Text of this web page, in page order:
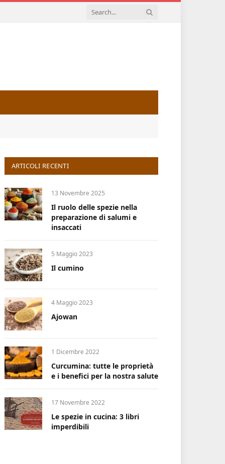
ARTICOLI RECENTI
13 Novembre 2025
Il ruolo delle spezie nella
preparazione di salumi e
insaccati
5 Maggio 2023
Il cumino
4 Maggio 2023
Ajowan
1 Dicembre 2022
Curcumina: tutte le proprietà
e i benefici per la nostra salute
17 Novembre 2022
Le spezie in cucina: 3 libri
imperdibili